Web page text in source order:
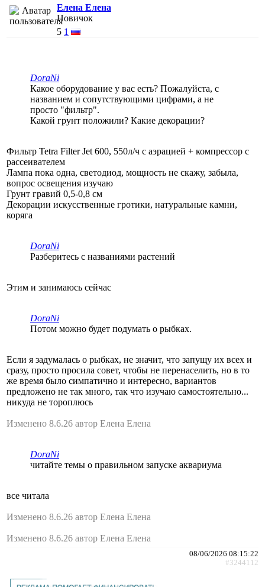
Елена Елена
Новичок
5 1
DoraNi
Какое оборудование у вас есть? Пожалуйста, с
названием и сопутствующими цифрами, а не
просто "фильтр".
Какой грунт положили? Какие декорации?
Фильтр Tetra Filter Jet 600, 550л/ч с аэрацией + компрессор с
рассеивателем
Лампа пока одна, светодиод, мощность не скажу, забыла,
вопрос освещения изучаю
Грунт гравий 0,5-0,8 см
Декорации искусственные гротики, натуральные камни,
коряга
DoraNi
Разберитесь с названиями растений
Этим и занимаюсь сейчас
DoraNi
Потом можно будет подумать о рыбках.
Если я задумалась о рыбках, не значит, что запущу их всех и
сразу, просто просила совет, чтобы не перенаселить, но в то
же время было симпатично и интересно, вариантов
предложено не так много, так что изучаю самостоятельно...
никуда не тороплюсь
Изменено 8.6.26 автор Елена Елена
DoraNi
читайте темы о правильном запуске аквариума
все читала
Изменено 8.6.26 автор Елена Елена
Изменено 8.6.26 автор Елена Елена
08/06/2026 08:15:22
#3244112